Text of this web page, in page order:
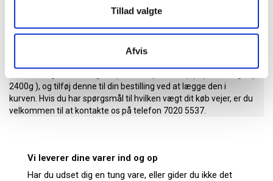
Tillad valgte
Afvis
Levering med opbæring/indbæring
Vores priser på kopipapir, vand og andre
tunge produkter inkluderer kun levering til fortov eller
rampe. Ønskes der levering i kælderen eller på en etage, kan man
2400g ), og tilføj denne til din bestilling ved at lægge den i
kurven. Hvis du har spørgsmål til hvilken vægt dit køb vejer, er du
velkommen til at kontakte os på telefon 7020 5537.
Vi leverer dine varer ind og op
Har du udset dig en tung vare, eller gider du ikke det